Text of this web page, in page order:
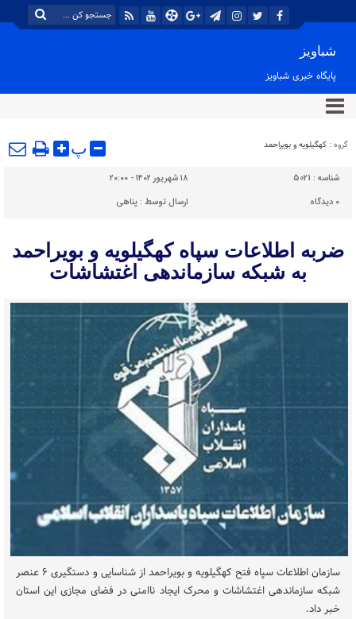
شباویز
پایگاه خبری شباویز
گروه : کهگیلویه و بویراحمد پ
شناسه : 5021
۱۸ شهریور ۱۴۰۲ - ۲۰:۰۰
۰ دیدگاه ارسال توسط :پناهی
ضربه اطلاعات سپاه کهگیلویه و بویراحمد
به شبکه سازماندهی اغتشاشات
سازمان اطلاعات سپاه فتح کهگیلویه و بویراحمد از شناسایی و دستگیری ۶ عنصر
شبکه سازماندهی اغتشاشات و محرک ایجاد ناامنی در فضای مجازی این استان
خبر داد.